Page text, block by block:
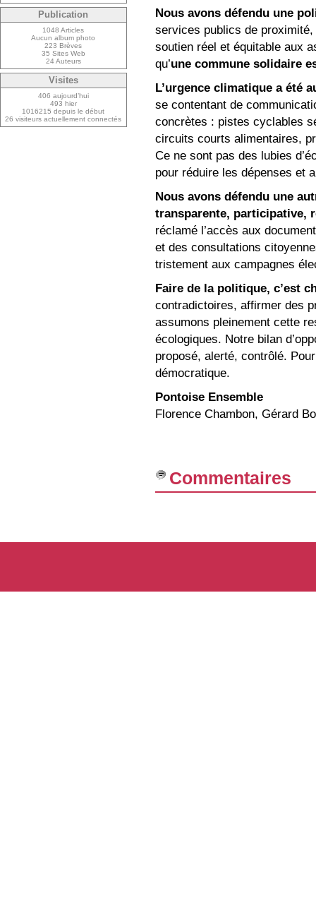
Nous avons défendu une
services publics de
soutien réel et équitable aux
qu’une commune solidaire
L’urgence climatique a été
se contentant de
concrètes : pistes cyclables
circuits courts alimentaires,
Ce ne sont pas des lubies
pour réduire les dépenses et
Nous avons défendu une
transparente, participative,
réclamé l’accès aux
et des consultations
tristement aux campagnes
Faire de la politique, c’est
contradictoires, affirmer des
assumons pleinement cette
écologiques. Notre bilan
proposé, alerté, contrôlé.
démocratique.
Pontoise Ensemble
Florence Chambon, Gérard
Commentaires
Publication
1048 Articles
Aucun album photo
223 Brèves
35 Sites Web
24 Auteurs
Visites
406 aujourd’hui
493 hier
1016215 depuis le début
26 visiteurs actuellement connectés